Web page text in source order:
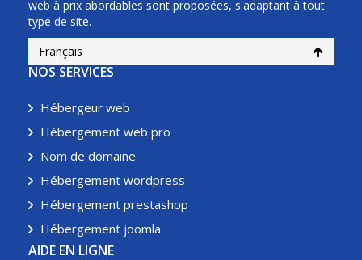
web à prix abordables sont proposées, s'adaptant à tout
type de site.
Français
NOS SERVICES
Hébergeur web
Hébergement web pro
Nom de domaine
Hébergement wordpress
Hébergement prestashop
Hébergement joomla
AIDE EN LIGNE